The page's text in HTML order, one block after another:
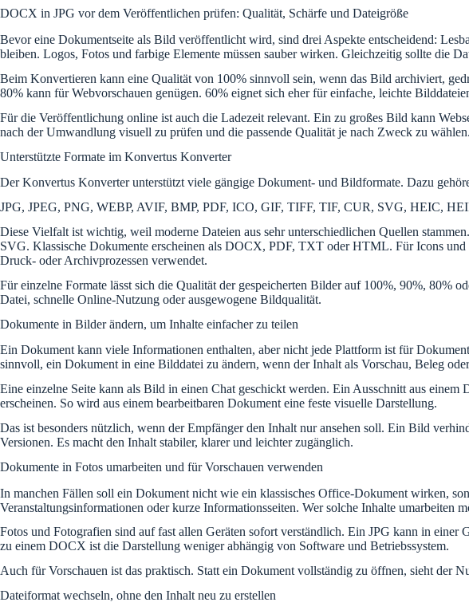
DOCX in JPG vor dem Veröffentlichen prüfen: Qualität, Schärfe und Dateigröße
Bevor eine Dokumentseite als Bild veröffentlicht wird, sind drei Aspekte entscheidend:
bleiben. Logos, Fotos und farbige Elemente müssen sauber wirken. Gleichzeitig sollte die
Beim Konvertieren kann eine Qualität von 100% sinnvoll sein, wenn das Bild archiviert,
80% kann für Webvorschauen genügen. 60% eignet sich eher für einfache, leichte
Für die Veröffentlichung online ist auch die Ladezeit relevant. Ein zu großes Bild kann
nach der Umwandlung visuell zu prüfen und die passende Qualität je nach Zweck zu wählen.
Unterstützte Formate im Konvertus Konverter
Der Konvertus Konverter unterstützt viele gängige Dokument- und Bildformate. Dazu
JPG, JPEG, PNG, WEBP, AVIF, BMP, PDF, ICO, GIF, TIFF, TIF, CUR, SVG, HEIC,
Diese Vielfalt ist wichtig, weil moderne Dateien aus sehr unterschiedlichen Quellen
SVG. Klassische Dokumente erscheinen als DOCX, PDF, TXT oder HTML. Für Icons
Druck- oder Archivprozessen verwendet.
Für einzelne Formate lässt sich die Qualität der gespeicherten Bilder auf 100%, 90%, 80%
Datei, schnelle Online-Nutzung oder ausgewogene Bildqualität.
Dokumente in Bilder ändern, um Inhalte einfacher zu teilen
Ein Dokument kann viele Informationen enthalten, aber nicht jede Plattform ist für
sinnvoll, ein Dokument in eine Bilddatei zu ändern, wenn der Inhalt als Vorschau, Beleg
Eine einzelne Seite kann als Bild in einen Chat geschickt werden. Ein Ausschnitt aus
erscheinen. So wird aus einem bearbeitbaren Dokument eine feste visuelle Darstellung.
Das ist besonders nützlich, wenn der Empfänger den Inhalt nur ansehen soll. Ein Bild
Versionen. Es macht den Inhalt stabiler, klarer und leichter zugänglich.
Dokumente in Fotos umarbeiten und für Vorschauen verwenden
In manchen Fällen soll ein Dokument nicht wie ein klassisches Office-Dokument wirken,
Veranstaltungsinformationen oder kurze Informationsseiten. Wer solche Inhalte umarbeiten
Fotos und Fotografien sind auf fast allen Geräten sofort verständlich. Ein JPG kann in
zu einem DOCX ist die Darstellung weniger abhängig von Software und Betriebssystem.
Auch für Vorschauen ist das praktisch. Statt ein Dokument vollständig zu öffnen, sieht der
Dateiformat wechseln, ohne den Inhalt neu zu erstellen